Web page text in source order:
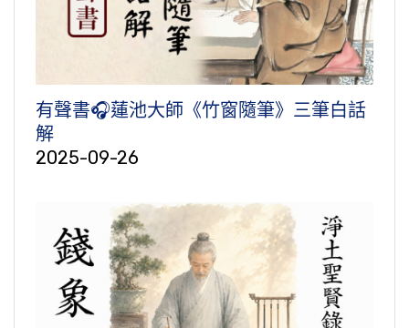
有聲書🎧蓮池大師《竹窗隨筆》三筆白話
解
2025-09-26